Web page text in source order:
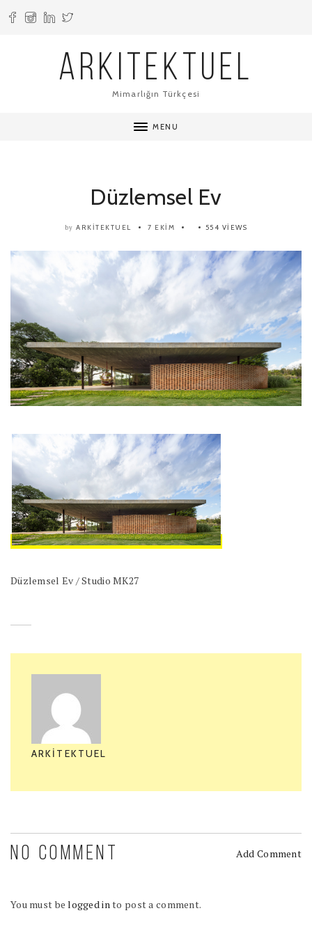
ARKITEKTUEL
Mimarlığın Türkçesi
MENU
Düzlemsel Ev
by ARKITEKTUEL 7 EKIM 554 VIEWS
Düzlemsel Ev / Studio MK27
ARKITEKTUEL
NO COMMENT Add Comment
You must belogged into post a comment.